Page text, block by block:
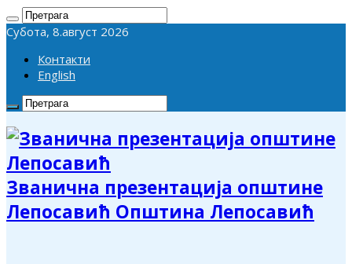
Субота, 8.август 2026
Контакти
English
Званична презентација општине
Лепосавић Општина Лепосавић